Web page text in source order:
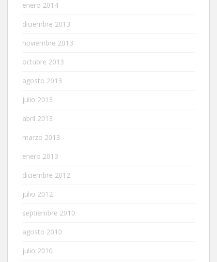
enero 2014
diciembre 2013
noviembre 2013
octubre 2013
agosto 2013
julio 2013
abril 2013
marzo 2013
enero 2013
diciembre 2012
julio 2012
septiembre 2010
agosto 2010
julio 2010